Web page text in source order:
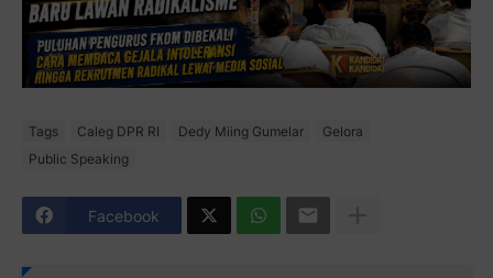
Tags Caleg DPR RI Dedy Miing Gumelar
Gelora
Public Speaking
Facebook